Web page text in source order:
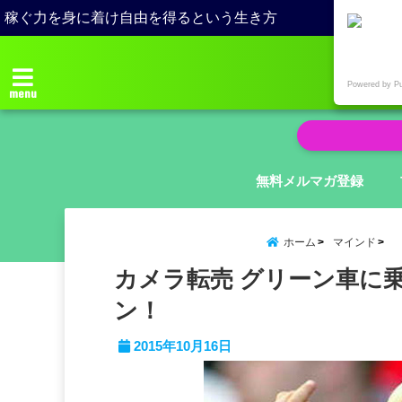
稼ぐ力を身に着け自由を得るという生き方
menu
無料メルマガ登録
ホーム マインド
カメラ転売 グリーン車に
ン！
2015年10月16日
Powered by